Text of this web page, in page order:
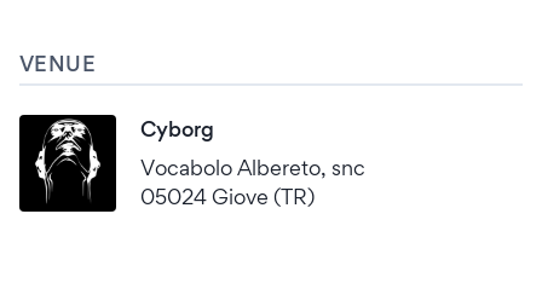
VENUE
Cyborg
Vocabolo Albereto, snc
05024 Giove (TR)